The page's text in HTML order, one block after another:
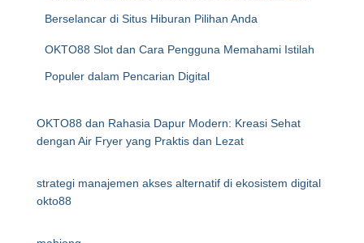
Berselancar di Situs Hiburan Pilihan Anda
OKTO88 Slot dan Cara Pengguna Memahami Istilah
Populer dalam Pencarian Digital
OKTO88 dan Rahasia Dapur Modern: Kreasi Sehat
dengan Air Fryer yang Praktis dan Lezat
strategi manajemen akses alternatif di ekosistem digital
okto88